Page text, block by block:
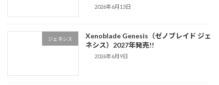
2026年6月13日
ジェネシス
Xenoblade Genesis（ゼノブレイド ジェ
ネシス）2027年発売!!
2026年6月9日